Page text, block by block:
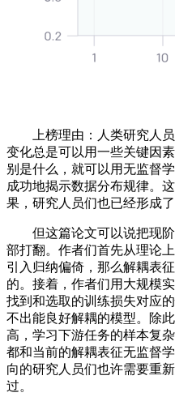
上榜理由：人类研究人员
变化总是可以用一些关键因
别是什么，就可以用无监督
成功地揭示数据分布规律。
果，研究人员们也已经形成了
但这篇论文可以说把现阶
部打翻。作者们首先从理论
引入归纳偏倚，那么解耦表
的。接着，作者们用大规模
找到和选取的训练损失对应
不出能良好解耦的模型。除
高，学习下游任务的样本复
都和当前的解耦表征无监督
向的研究人员们也许需要重
过。